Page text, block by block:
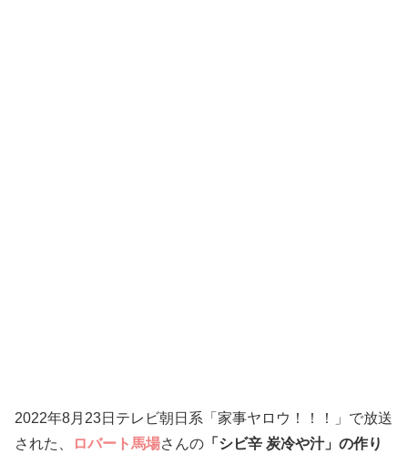
2022年8月23日テレビ朝日系「家事ヤロウ！！！」で放送
された、
ロバート馬場さんの 「シビ辛 炭冷や汁」の作り